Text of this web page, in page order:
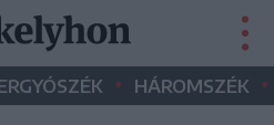
• HÁROMSZÉK •